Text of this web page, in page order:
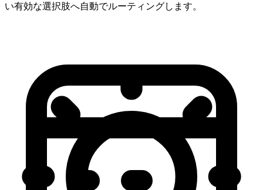
い有効な選択肢へ自動でルーティングします。